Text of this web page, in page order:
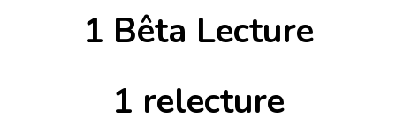
1 Bêta Lecture
1 relecture